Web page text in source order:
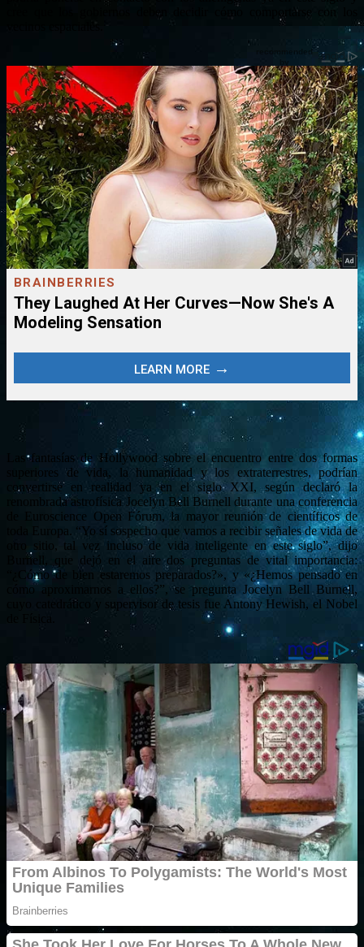
cree que los gobiernos deben decidir cómo comportarse con los
Las fantasías de Hollywood sobre el encuentro entre dos formas
superiores de vida, la humanidad y los extraterrestres, podrían
convertirse en realidad ya en el siglo XXI, según declaró la
renombrada astrofísica Jocelyn Bell Burnell durante una conferencia
de Euroscience Open Fórum, la mayor reunión de científicos de
toda Europa. “Yo sí sospecho que vamos a recibir señales de vida de
otro sitio, tal vez incluso de vida inteligente en este siglo”, dijo
Burnell, que dejó en el aire dos preguntas de vital importancia:
“¿Cómo de bien estaremos preparados?», y «¿Hemos pensado en
cómo aproximarnos a ellos?”, se pregunta Jocelyn Bell Burnell,
cuyo catedrático y supervisor de tesis fue Antony Hewish, el Nobel